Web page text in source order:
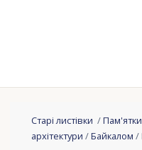
Старі листівки /
архітектури /Байкалом /